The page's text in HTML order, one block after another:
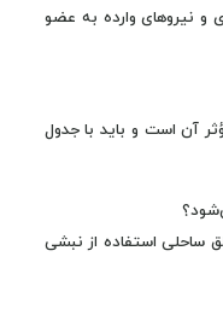
و نیروهای وارده به عضو
آن است و باید با جدول
ساحلی استفاده از نبشی